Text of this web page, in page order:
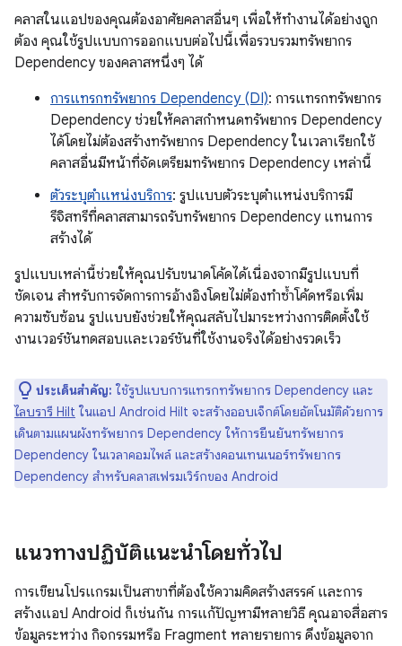
คลาสในแอปของคุณต้องอาศัยคลาสอื่นๆ เพื่อให้ทำงานได้อย่างถูก
ต้อง คุณใช้รูปแบบการออกแบบต่อไปนี้เพื่อรวบรวมทรัพยากร
Dependency ของคลาสหนึ่งๆ ได้
การแทรกทรัพยากร Dependency (DI): การแทรกทรัพยากร
Dependency ช่วยให้คลาสกำหนดทรัพยากร Dependency
ได้โดยไม่ต้องสร้างทรัพยากร Dependency ในเวลาเรียกใช้
คลาสอื่นมีหน้าที่จัดเตรียมทรัพยากร Dependency เหล่านี้
ตัวระบุตำแหน่งบริการ: รูปแบบตัวระบุตำแหน่งบริการมี
รีจิสทรีที่คลาสสามารถรับทรัพยากร Dependency แทนการ
สร้างได้
รูปแบบเหล่านี้ช่วยให้คุณปรับขนาดโค้ดได้เนื่องจากมีรูปแบบที่
ชัดเจน สำหรับการจัดการการอ้างอิงโดยไม่ต้องทำซ้ำโค้ดหรือเพิ่ม
ความซับซ้อน รูปแบบยังช่วยให้คุณสลับไปมาระหว่างการติดตั้งใช้
งานเวอร์ชันทดสอบและเวอร์ชันที่ใช้งานจริงได้อย่างรวดเร็ว
ประเด็นสำคัญ: ใช้รูปแบบการแทรกทรัพยากร Dependency และ
ไลบรารี Hilt ในแอป Android Hilt จะสร้างออบเจ็กต์โดยอัตโนมัติด้วยการ
เดินตามแผนผังทรัพยากร Dependency ให้การยืนยันทรัพยากร
Dependency ในเวลาคอมไพล์ และสร้างคอนเทนเนอร์ทรัพยากร
Dependency สำหรับคลาสเฟรมเวิร์กของ Android
แนวทางปฏิบัติแนะนำโดยทั่วไป
การเขียนโปรแกรมเป็นสาขาที่ต้องใช้ความคิดสร้างสรรค์ และการ
สร้างแอป Android ก็เช่นกัน การแก้ปัญหามีหลายวิธี คุณอาจสื่อสาร
ข้อมูลระหว่าง กิจกรรมหรือ Fragment หลายรายการ ดึงข้อมูลจาก